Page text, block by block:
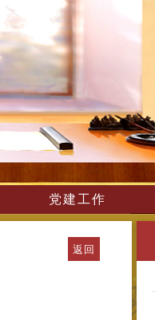
党建工作
返回